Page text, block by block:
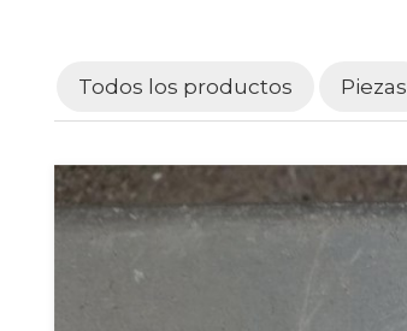
Todos los productos Piezas